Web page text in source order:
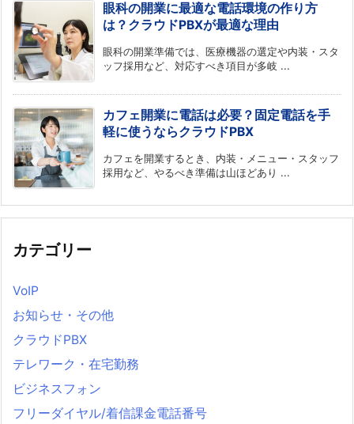
眼科の開業に最適な電話環境の作り方
は？クラウドPBXが最適な理由
眼科の開業準備では、医療機器の選定や内装・スタ
ッフ採用など、対応すべき項目が多岐 ...
カフェ開業に電話は必要？固定電話を手
軽に使うならクラウドPBX
カフェを開業するとき、内装・メニュー・スタッフ
採用など、やるべき準備は山ほどあり ...
カテゴリー
VoIP
お知らせ・その他
クラウドPBX
テレワーク・在宅勤務
ビジネスフォン
フリーダイヤル/着信課金電話番号